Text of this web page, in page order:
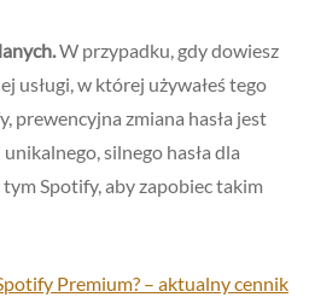
W przypadku, gdy dowiesz
usługi, w której używałeś tego
prewencyjna zmiana hasła jest
silnego hasła dla
Spotify, aby zapobiec takim
Premium? – aktualny cennik